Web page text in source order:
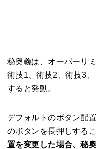
秘奥義は、オーバーリ
術技1、術技2、術技3
すると発動。
デフォルトのボタン配
のボタンを長押しする
置を変更した場合、秘